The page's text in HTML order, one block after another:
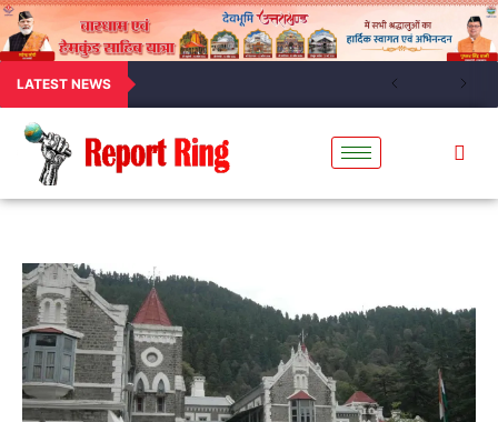
LATEST NEWS